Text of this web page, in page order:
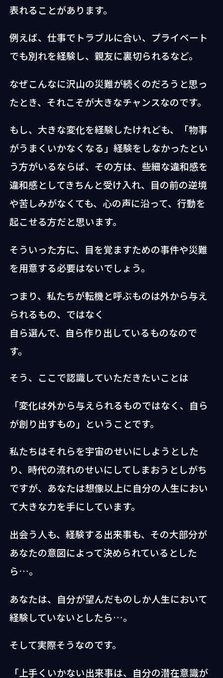
表れることがあります。
例えば、仕事でトラブルに合い、プライベート
でも別れを経験し、親友に裏切られるなど。
なぜこんなに沢山の災難が続くのだろうと思っ
たとき、それこそが大きなチャンスなのです。
もし、大きな変化を経験したけれども、「物事
がうまくいかなくなる」経験をしなかったとい
う方がいるならば、その方は、些細な違和感を
違和感としてきちんと受け入れ、目の前の逆境
や苦しみがなくても、心の声に沿って、行動を
起こせる方だと思います。
そういった方に、目を覚ますための事件や災難
を用意する必要はないでしょう。
つまり、私たちが転機と呼ぶものは外から与え
られるもの、ではなく
自ら選んで、自ら作り出しているものなので
す。
そう、ここで認識していただきたいことは
「変化は外から与えられるものではなく、自ら
が創り出すもの」ということです。
私たちはそれらを宇宙のせいにしようとした
り、時代の流れのせいにしてしまおうとしがち
ですが、あなたは想像以上に自分の人生におい
て大きな力を手にしています。
出会う人も、経験する出来事も、その大部分が
あなたの意図によって決められているとした
ら…。
あなたは、自分が望んだものしか人生において
経験していないとしたら…。
そして実際そうなのです。
「上手くいかない出来事は、自分の潜在意識が